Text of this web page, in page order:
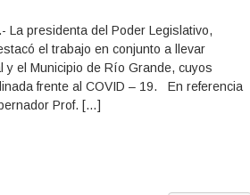
La presidenta del Poder Legislativo,
el trabajo en conjunto a llevar
el Municipio de Río Grande, cuyos
frente al COVID – 19. En referencia
Prof. […]